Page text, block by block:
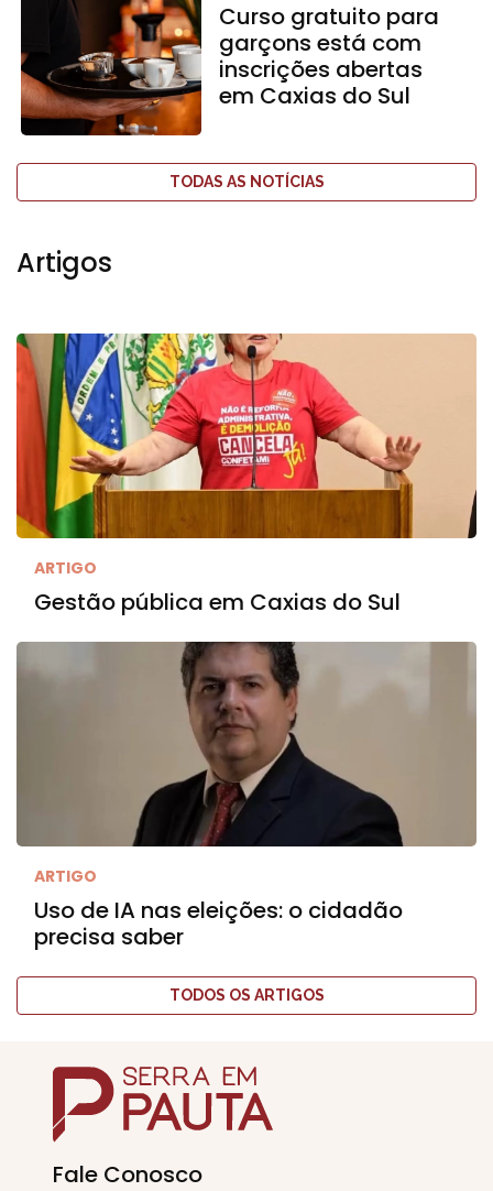
Curso gratuito para
garçons está com
inscrições abertas
em Caxias do Sul
TODAS AS NOTÍCIAS
Artigos
ARTIGO
Gestão pública em Caxias do Sul
ARTIGO
Uso de IA nas eleições: o cidadão
precisa saber
TODOS OS ARTIGOS
Fale Conosco